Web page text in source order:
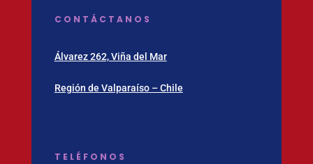
CONTÁCTANOS
Álvarez 262, Viña del Mar
Región de Valparaíso – Chile
TELÉFONOS